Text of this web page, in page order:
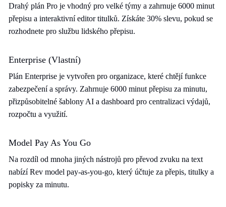
Drahý plán Pro je vhodný pro velké týmy a zahrnuje 6000 minut
přepisu a interaktivní editor titulků. Získáte 30% slevu, pokud se
rozhodnete pro službu lidského přepisu.
Enterprise (Vlastní)
Plán Enterprise je vytvořen pro organizace, které chtějí funkce
zabezpečení a správy. Zahrnuje 6000 minut přepisu za minutu,
přizpůsobitelné šablony AI a dashboard pro centralizaci výdajů,
rozpočtu a využití.
Model Pay As You Go
Na rozdíl od mnoha jiných nástrojů pro převod zvuku na text
nabízí Rev model pay-as-you-go, který účtuje za přepis, titulky a
popisky za minutu.